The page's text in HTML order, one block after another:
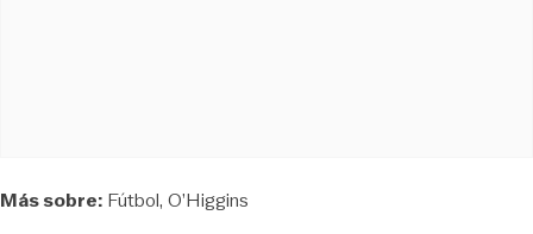
Más sobre: Fútbol O’Higgins